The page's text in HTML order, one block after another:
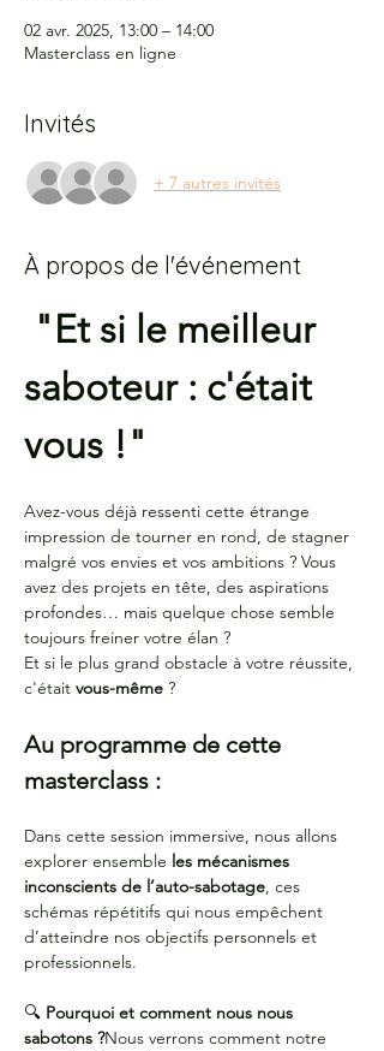
02 avr. 2025, 13:00 – 14:00
Masterclass en ligne
Invités
+ 7 autres invités
À propos de l'événement
saboteur : c'était
vous !"
Avez-vous déjà ressenti cette étrange
impression de tourner en rond, de stagner
malgré vos envies et vos ambitions ? Vous
avez des projets en tête, des aspirations
profondes… mais quelque chose semble
toujours freiner votre élan ?
Et si le plus grand obstacle à votre réussite,
c'était vous-même ?
Au programme de cette
masterclass :
Dans cette session immersive, nous allons
explorer ensemble les mécanismes
inconscients de l’auto-sabotage, ces
schémas répétitifs qui nous empêchent
d’atteindre nos objectifs personnels et
professionnels.
🔍 Pourquoi et comment nous nous
sabotons ?Nous verrons comment notre